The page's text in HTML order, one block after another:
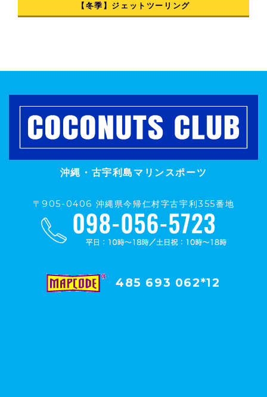
【冬季】ジェットツーリング
沖縄・古宇利島マリンスポーツ
〒905-0406 沖縄県今帰仁村字古宇利355番地
485 693 062*12